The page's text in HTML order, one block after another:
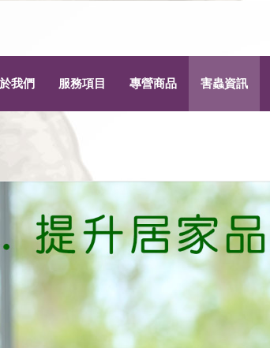
我們 服務項目 專營商品 害蟲資訊